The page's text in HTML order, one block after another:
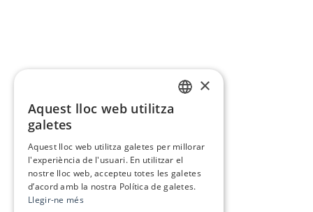
×
Aquest lloc web utilitza
galetes
Aquest lloc web utilitza galetes per millorar
l'experiència de l'usuari. En utilitzar el
nostre lloc web, accepteu totes les galetes
d’acord amb la nostra Política de galetes.
Llegir-ne més